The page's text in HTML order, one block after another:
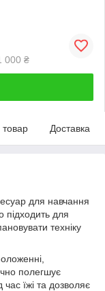
000 ₴
товар Доставка
для навчання
підходить для
техніку
полегшує
їжі та дозволяє